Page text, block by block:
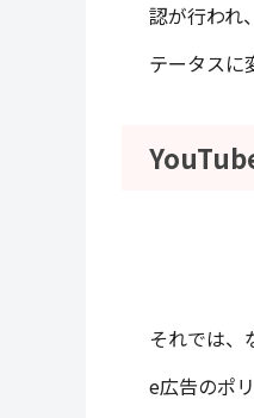
認が行われ
テータスに
それでは、
e広告のポ